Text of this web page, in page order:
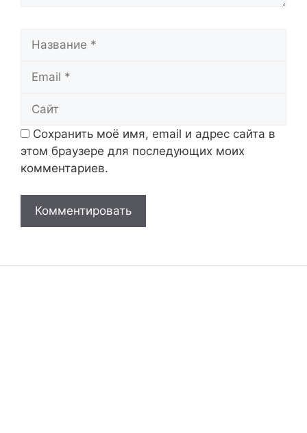
Название
Email
Сайт
Сохранить моё имя, email и адрес сайта в
этом браузере для последующих моих
комментариев.